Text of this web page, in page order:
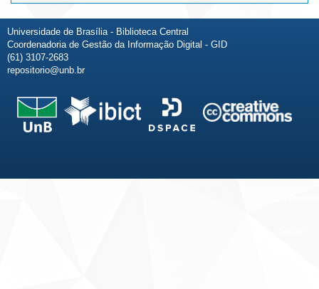
Universidade de Brasília - Biblioteca Central
Coordenadoria de Gestão da Informação Digital - GID
(61) 3107-2683
repositorio@unb.br